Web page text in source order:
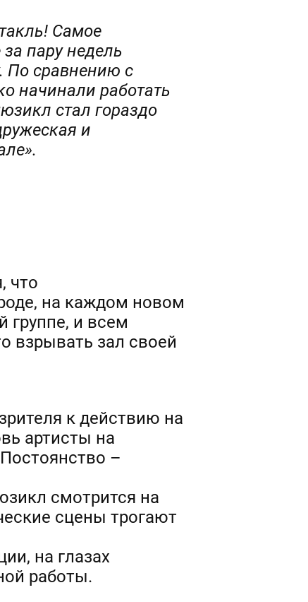
Самое
пару недель
По сравнению с
начинали работать
стал гораздо
и
что
на каждом новом
группе, и всем
взрывать зал своей
к действию на
артисты на
–
смотрится на
сцены трогают
на глазах
работы.